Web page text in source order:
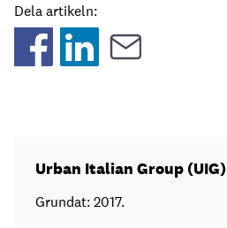
Dela artikeln:
Urban Italian Group (UIG)
Grundat: 2017.